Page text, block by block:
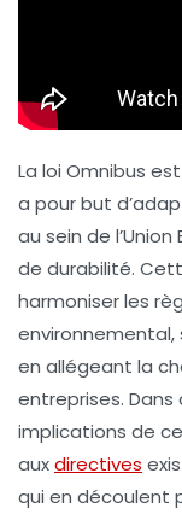
La loi Omnibus
a pour but
au sein de
de durabilité.
harmoniser les
environnemental,
en allégeant la
entreprises.
implications de
auxdirectives
qui en découlent